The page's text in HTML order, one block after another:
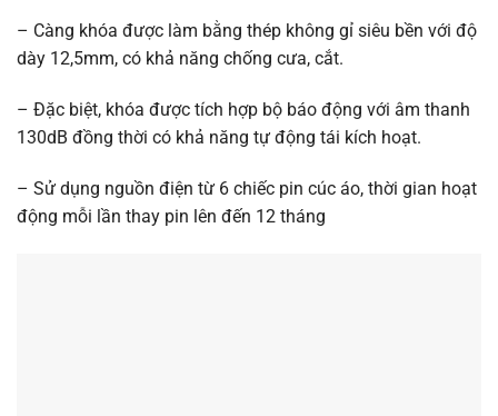
– Càng khóa được làm bằng thép không gỉ siêu bền với độ
dày 12,5mm, có khả năng chống cưa, cắt.
– Đặc biệt, khóa được tích hợp bộ báo động với âm thanh
130dB đồng thời có khả năng tự động tái kích hoạt.
– Sử dụng nguồn điện từ 6 chiếc pin cúc áo, thời gian hoạt
động mỗi lần thay pin lên đến 12 tháng